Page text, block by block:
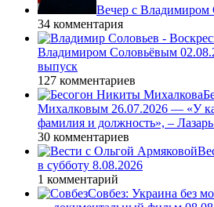
Вечер с Владимиром
34 комментария
Владимиром Соловьёвым
выпуск
127 комментариев
Михалковым 26.07.2026 — «У
фамилия и должность», –
30 комментариев
в субботу 8.08.2026
1 комментарий
Совбез: Украина без